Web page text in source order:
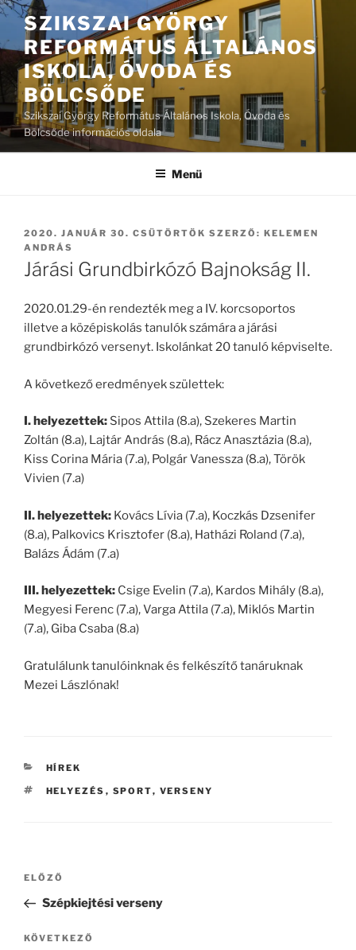
Tartalomhoz
SZIKSZAI GYÖRGY
REFORMÁTUS ÁLTALÁNOS
ISKOLA, ÓVODA ÉS
BÖLCSŐDE
Szikszai György Református Általános Iskola, Óvoda és
Bölcsőde információs oldala
Menü
BEKÜLDVE:
2020. JANUÁR 30. CSÜTÖRTÖK SZERZŐ: KELEMEN
ANDRÁS
Járási Grundbirkózó Bajnokság II.
2020.01.29-én rendezték meg a IV. korcsoportos
illetve a középiskolás tanulók számára a járási
grundbirkózó versenyt. Iskolánkat 20 tanuló képviselte.
A következő eredmények születtek:
I. helyezettek: Sipos Attila (8.a), Szekeres Martin
Zoltán (8.a), Lajtár András (8.a), Rácz Anasztázia (8.a),
Kiss Corina Mária (7.a), Polgár Vanessza (8.a), Török
Vivien (7.a)
II. helyezettek: Kovács Lívia (7.a), Koczkás Dzsenifer
(8.a), Palkovics Krisztofer (8.a), Hatházi Roland (7.a),
Balázs Ádám (7.a)
III. helyezettek: Csige Evelin (7.a), Kardos Mihály (8.a),
Megyesi Ferenc (7.a), Varga Attila (7.a), Miklós Martin
(7.a), Giba Csaba (8.a)
Gratulálunk tanulóinknak és felkészítő tanáruknak
Mezei Lászlónak!
KATEGÓRIÁK
HÍREK
CÍMKÉK
HELYEZÉS , SPORT, VERSENY
Bejegyzés
Korábbi
bejegyzés
ELŐZŐ
Szépkiejtési verseny
Következő
KÖVETKEZŐ